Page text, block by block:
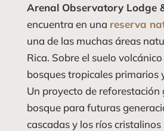
Arenal Observatory Lodge
encuentra en una reserva
una de las muchas áreas
Rica. Sobre el suelo
bosques tropicales primarios
Un proyecto de
bosque para futuras
cascadas y los ríos